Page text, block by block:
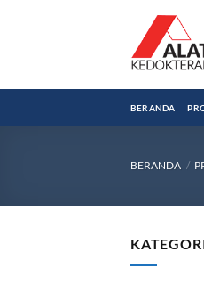
BERANDA
BERANDA /